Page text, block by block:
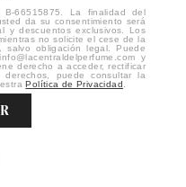
B-66515875. La finalidad del
da su consentimiento será
y descuentos exclusivos. Los
no solicite el cese de la
obligación legal. Puede
y
derecho a acceder, rectificar
puede consultar la
Política de Privacidad